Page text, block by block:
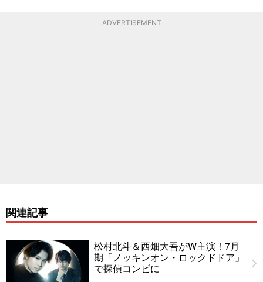
ADVERTISEMENT
関連記事
松村北斗＆西畑大吾がW主演！7月
期「ノッキンオン・ロックドドア」
で探偵コンビに